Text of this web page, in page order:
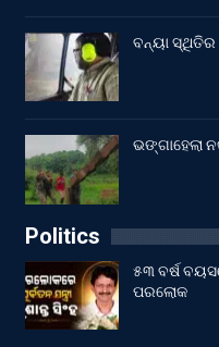
ବନ୍ୟା ସ୍ଥିତିର
ଭଙ୍ଗାହେଲା
Politics
୫୩ ବର୍ଷ
ପରଲୋକ